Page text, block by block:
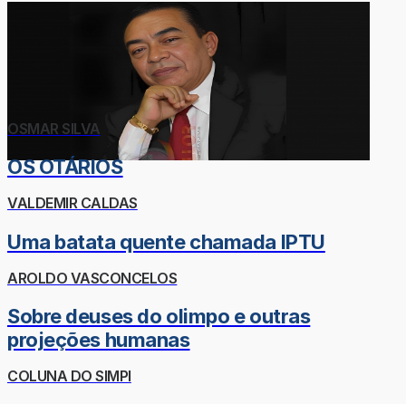
OSMAR SILVA
OS OTÁRIOS
VALDEMIR CALDAS
Uma batata quente chamada IPTU
AROLDO VASCONCELOS
Sobre deuses do olimpo e outras
projeções humanas
COLUNA DO SIMPI